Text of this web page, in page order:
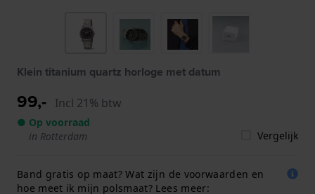
Klein titanium quartz horloge met datum
99,- Incl 21% btw
● Op voorraad
in Rotterdam
Vergelijk
Band gratis op maat? Wat zijn de voorwaarden en
hoe meet ik mijn polsmaat? Lees meer: